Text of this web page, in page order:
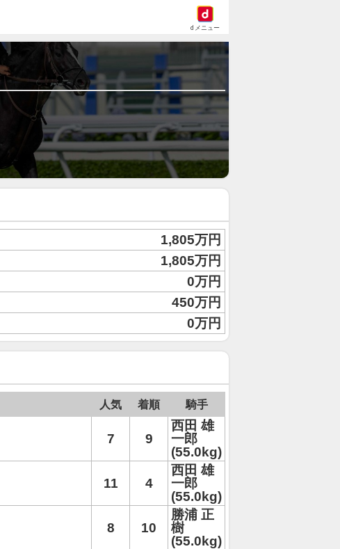
dメニュー
1,805万円
1,805万円
0万円
450万円
0万円
人気 着順 騎手
7 9
西田 雄
一郎
(55.0kg)
11 4
西田 雄
一郎
(55.0kg)
8 10
勝浦 正
樹
(55.0kg)